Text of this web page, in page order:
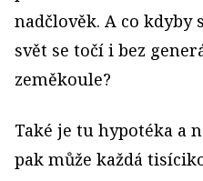
nadčlověk. A co kdyby
svět se točí i bez
zeměkoule?
Také je tu hypotéka a
pak může každá